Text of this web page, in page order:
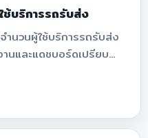
ช้บริการรถรับส่ง
นวนผู้ใช้บริการรถรับส่ง
นและแดชบอร์ดเปรียบ
และรายเส้นทาง รองรับ
น และปี แสดงสถิติสำคัญ
นที่ให้บริการ ค่าเฉลี่ยต่อ
อช่วยวิเคราะห์แนวโน้มการ